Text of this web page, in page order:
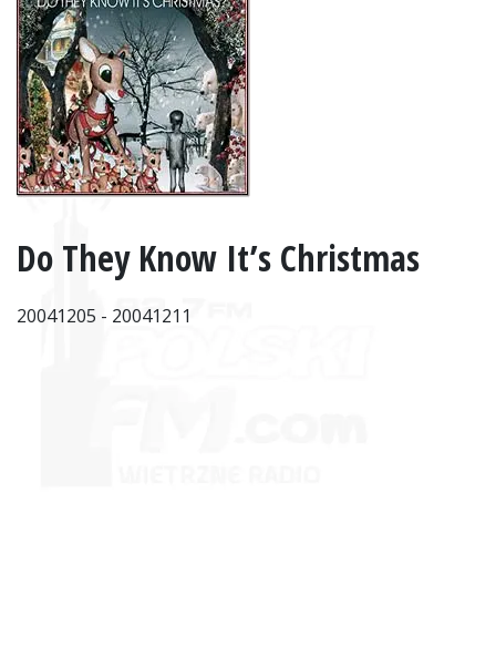
Do They Know It’s Christmas
20041205 - 20041211